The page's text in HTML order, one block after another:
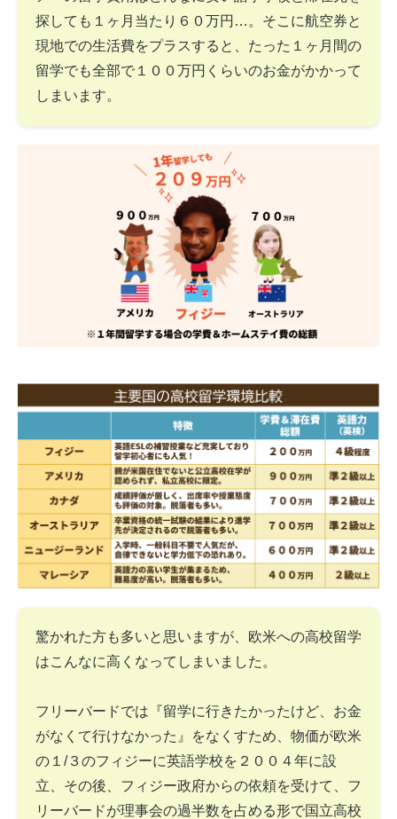
探しても１ヶ月当たり６０万円…。そこに航空券と
現地での生活費をプラスすると、たった１ヶ月間の
留学でも全部で１００万円くらいのお金がかかって
しまいます。
驚かれた方も多いと思いますが、欧米への高校留学
はこんなに高くなってしまいました。
フリーバードでは『留学に行きたかったけど、お金
がなくて行けなかった』をなくすため、物価が欧米
の１/３のフィジーに英語学校を２００４年に設
立、その後、フィジー政府からの依頼を受けて、フ
リーバードが理事会の過半数を占める形で国立高校